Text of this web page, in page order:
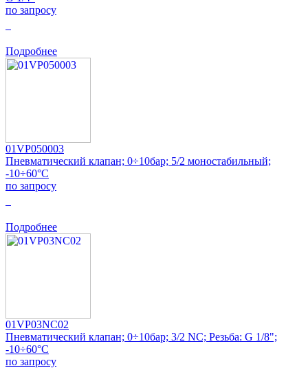
по запросу
Подробнее
01VP050003
Пневматический клапан; 0÷10бар; 5/2 моностабильный;
-10÷60°C
по запросу
Подробнее
01VP03NC02
Пневматический клапан; 0÷10бар; 3/2 NC; Резьба: G 1/8";
-10÷60°C
по запросу